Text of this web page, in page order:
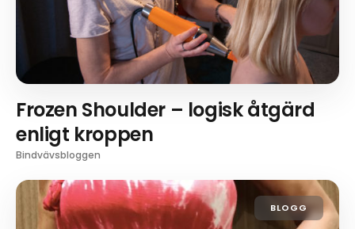
Frozen Shoulder – logisk åtgärd
enligt kroppen
Bindvävsbloggen
BLOGG